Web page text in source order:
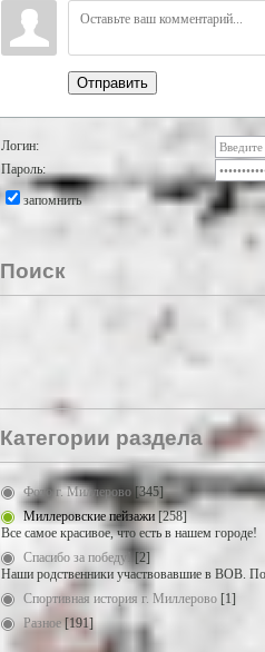
Отправить
Логин:
Пароль:
запомнить
Поиск
Категории раздела
Фото г. Миллерово [345]
Миллеровские пейзажи [258]
Все самое красивое, что есть в нашем городе!
Спасибо за победу! [2]
Наши родственники участвовавшие в ВОВ.
Спортивная история г. Миллерово [1]
Разное [191]